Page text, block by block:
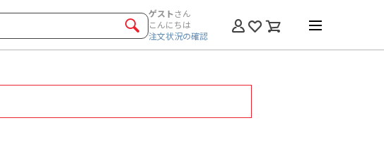
ゲストさん
こんにちは
注文状況の確認